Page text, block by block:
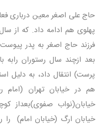
حاج علی اصغر معین درباری
فرزند حاج اصغر به پدر
بعد ازچند سال رستوران رابه
پرست) انتقال داد، به دلیل
هم در خیابان تهران (امام
خیابان(نواب صفوی)بعداز
خیابان ارگ (خیابان امام) را